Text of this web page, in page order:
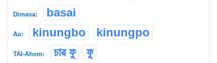
Dimasa: basai
Ao: kinungbo kinungpo
TAI-Ahom: চাৱ ফু ফু